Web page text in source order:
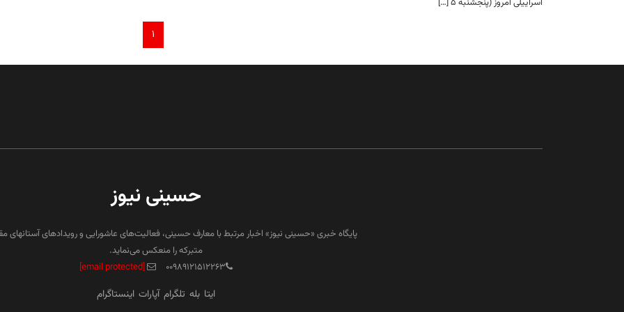
اسراییلی امروز (پنجشنبه ۵ […]
۱
حسینی نیوز
پایگاه خبری «حسینی نیوز» اخبار مرتبط با معارف حسینی، فعالیت‌های عاشورایی و رویدادهای
متبرکه را منعکس می‌نماید.
۰۰۹۸۹۱۲۱۵۱۲۲۶۳
[email protected]
ایتا بله تلگرام آپارات اینستاگرام